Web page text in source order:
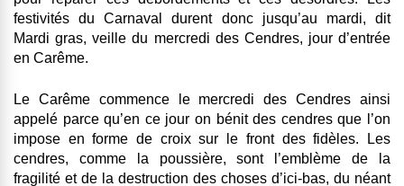
festivités du Carnaval durent donc jusqu’au mardi, dit
Mardi gras, veille du mercredi des Cendres, jour d’entrée
en Carême.
Le Carême commence le mercredi des Cendres ainsi
appelé parce qu’en ce jour on bénit des cendres que l’on
impose en forme de croix sur le front des fidèles. Les
cendres, comme la poussière, sont l’emblème de la
fragilité et de la destruction des choses d’ici-bas, du néant